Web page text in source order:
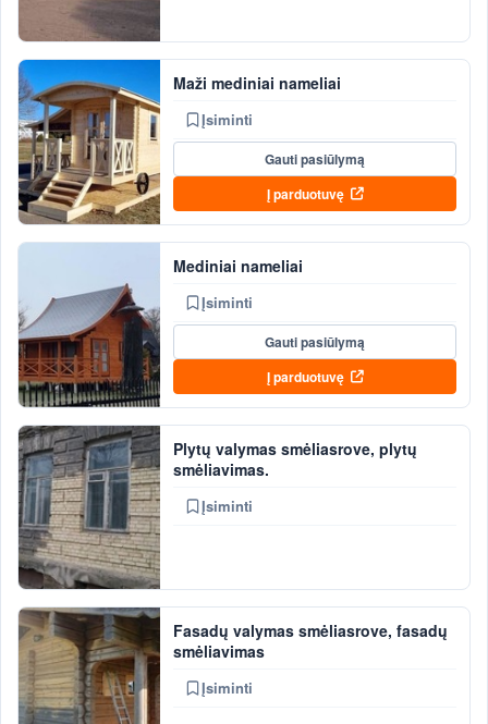
Maži mediniai nameliai
Įsiminti
Gauti pasiūlymą
Į parduotuvę
Mediniai nameliai
Įsiminti
Gauti pasiūlymą
Į parduotuvę
Plytų valymas smėliasrove, plytų
smėliavimas.
Įsiminti
Fasadų valymas smėliasrove, fasadų
smėliavimas
Įsiminti